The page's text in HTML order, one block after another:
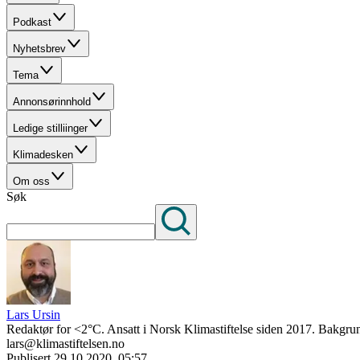
Podkast
Nyhetsbrev
Tema
Annonsørinnhold
Ledige stilliinger
Klimadesken
Om oss
Søk
Lars Ursin
Redaktør for <2°C. Ansatt i Norsk Klimastiftelse siden 2017.
lars@klimastiftelsen.no